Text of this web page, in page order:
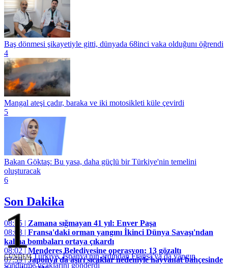
Baş dönmesi şikayetiyle gitti, dünyada 68inci vaka olduğunı öğrendi
4
Mangal ateşi çadır, baraka ve iki motosikleti küle çevirdi
5
Bakan Göktaş: Bu yasa, daha güçlü bir Türkiye'nin temelini
oluşturacak
6
Son Dakika
08:15 | Zamana sığmayan 41 yıl: Enver Paşa
08:03 | Fransa'daki orman yangını İkinci Dünya Savaşı'ndan
kalma bombaları ortaya çıkardı
08:02 |Menderes Belediyesine operasyon: 13 gözaltı
07:59 |Japonya'da aşırı sıcaklar nedeniyle hayvanat bahçesinde
1
GÜNDEMTürkiye, İspanya'nın ardından Fransa'ya da yangın
söndürme uçaklarını gönderdi